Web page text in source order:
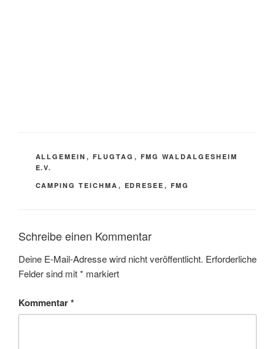
KATEGORIEN
ALLGEMEIN , FLUGTAG , FMG WALDALGESHEIM
E.V.
SCHLAGWÖRTER
CAMPING TEICHMA , EDRESEE , FMG
Schreibe einen Kommentar
Deine E-Mail-Adresse wird nicht veröffentlicht. Erforderliche
Felder sind mit* markiert
Kommentar*